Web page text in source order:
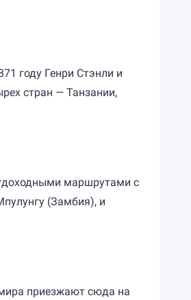
году Генри Стэнли и
стран — Танзании,
маршрутами с
(Замбия), и
приезжают сюда на